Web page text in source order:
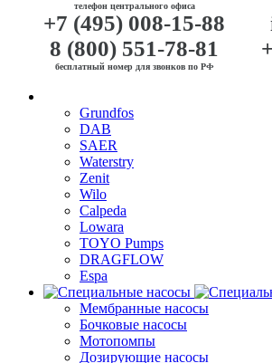
телефон центрального офиса
+7 (495) 008-15-88
8 (800) 551-78-81
бесплатный номер для звонков по РФ
Grundfos
DAB
SAER
Waterstry
Zenit
Wilo
Calpeda
Lowara
TOYO Pumps
DRAGFLOW
Espa
Мембранные насосы
Бочковые насосы
Мотопомпы
Дозирующие насосы